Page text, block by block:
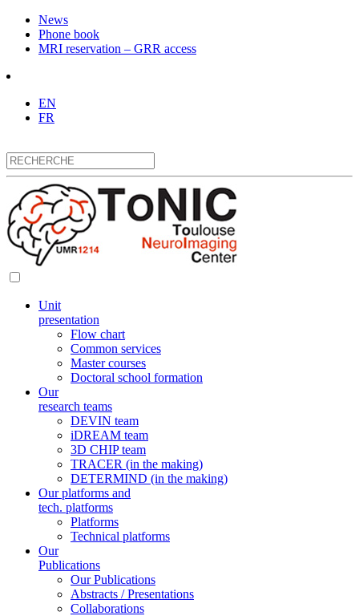
News
Phone book
MRI reservation – GRR access
EN
FR
Unit
presentation
Flow chart
Common services
Master courses
Doctoral school formation
Our
research teams
DEVIN team
iDREAM team
3D CHIP team
TRACER (in the making)
DETERMIND (in the making)
Our platforms and
tech. platforms
Platforms
Technical platforms
Our
Publications
Our Publications
Abstracts / Presentations
Collaborations